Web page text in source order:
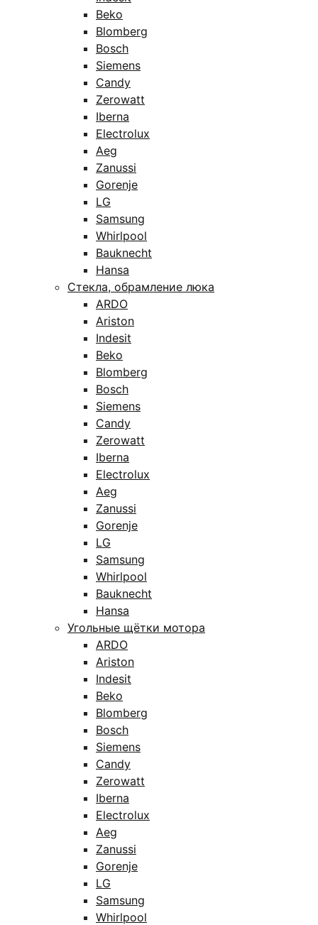
Beko
Blomberg
Bosch
Siemens
Candy
Zerowatt
Iberna
Electrolux
Aeg
Zanussi
Gorenje
LG
Samsung
Whirlpool
Bauknecht
Hansa
Стекла, обрамление люка
ARDO
Ariston
Indesit
Beko
Blomberg
Bosch
Siemens
Candy
Zerowatt
Iberna
Electrolux
Aeg
Zanussi
Gorenje
LG
Samsung
Whirlpool
Bauknecht
Hansa
Угольные щётки мотора
ARDO
Ariston
Indesit
Beko
Blomberg
Bosch
Siemens
Candy
Zerowatt
Iberna
Electrolux
Aeg
Zanussi
Gorenje
LG
Samsung
Whirlpool